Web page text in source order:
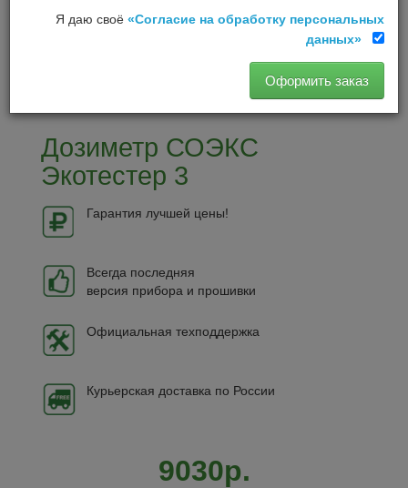
Дозиметр СОЭКС
Экотестер 3
Гарантия лучшей цены!
Всегда последняя
версия прибора и прошивки
Официальная техподдержка
Курьерская доставка по России
9030р.
Я даю своё «Согласие на обработку персональных
данных»
Оформить заказ